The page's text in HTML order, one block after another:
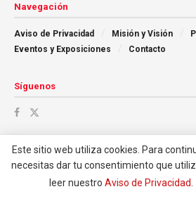
Navegación
Aviso de Privacidad Misión y Visión
Eventos y Exposiciones
Contacto
Síguenos
Este sitio web utiliza cookies. Para
necesitas dar tu consentimiento que
leer nuestro Aviso de Privacidad